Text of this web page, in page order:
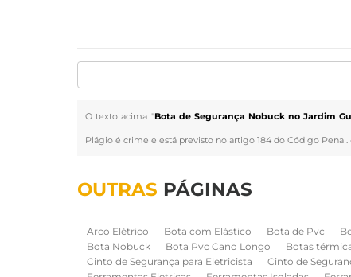
O texto acima "Bota de Segurança Nobuck no Jardim
Plágio é crime e está previsto no artigo 184 do Código Penal.
OUTRAS PÁGINAS
Arco Elétrico Bota com Elástico Bota de Pvc
Bota Nobuck
Bota Pvc Cano Longo Botas
Cinto de Segurança para Eletricista
Cinto de